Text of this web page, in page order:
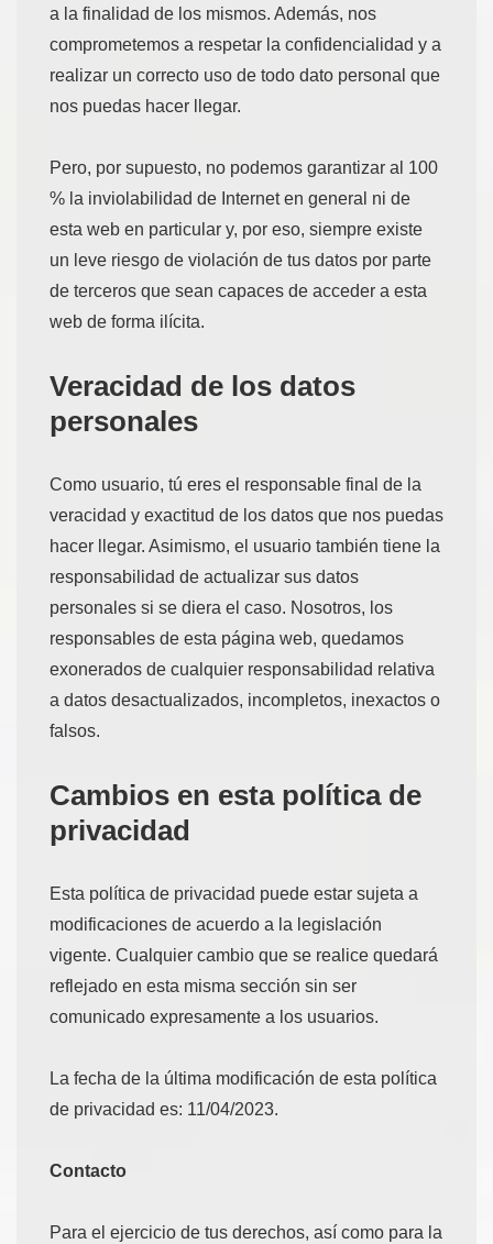
a la finalidad de los mismos. Además, nos
comprometemos a respetar la confidencialidad y a
realizar un correcto uso de todo dato personal que
nos puedas hacer llegar.
Pero, por supuesto, no podemos garantizar al 100
% la inviolabilidad de Internet en general ni de
esta web en particular y, por eso, siempre existe
un leve riesgo de violación de tus datos por parte
de terceros que sean capaces de acceder a esta
web de forma ilícita.
Veracidad de los datos
personales
Como usuario, tú eres el responsable final de la
veracidad y exactitud de los datos que nos puedas
hacer llegar. Asimismo, el usuario también tiene la
responsabilidad de actualizar sus datos
personales si se diera el caso. Nosotros, los
responsables de esta página web, quedamos
exonerados de cualquier responsabilidad relativa
a datos desactualizados, incompletos, inexactos o
falsos.
Cambios en esta política de
privacidad
Esta política de privacidad puede estar sujeta a
modificaciones de acuerdo a la legislación
vigente. Cualquier cambio que se realice quedará
reflejado en esta misma sección sin ser
comunicado expresamente a los usuarios.
La fecha de la última modificación de esta política
de privacidad es: 11/04/2023.
Contacto
Para el ejercicio de tus derechos, así como para la